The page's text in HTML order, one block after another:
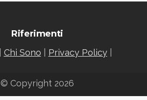
Riferimenti
Chi Sono Privacy Policy|
© Copyright 2026